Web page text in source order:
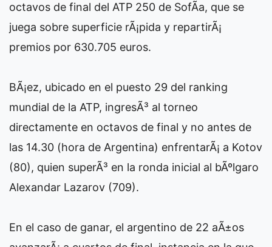
octavos de final del ATP 250 de SofÃ­a, que se
juega sobre superficie rÃ¡pida y repartirÃ¡
premios por 630.705 euros.
BÃ¡ez, ubicado en el puesto 29 del ranking
mundial de la ATP, ingresÃ³ al torneo
directamente en octavos de final y no antes de
las 14.30 (hora de Argentina) enfrentarÃ¡ a Kotov
(80), quien superÃ³ en la ronda inicial al bÃºlgaro
Alexandar Lazarov (709).
En el caso de ganar, el argentino de 22 aÃ±os